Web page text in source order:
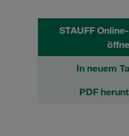
STAUFF
In neuem
PDF